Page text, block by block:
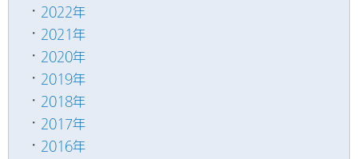
2022年
2021年
2020年
2019年
2018年
2017年
2016年